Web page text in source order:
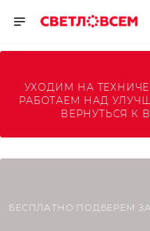
УХОДИМ НА
РАБОТАЕМ НАД
ВЕРНУТЬСЯ К
БЕСПЛАТНО ПОДБЕРЕМ